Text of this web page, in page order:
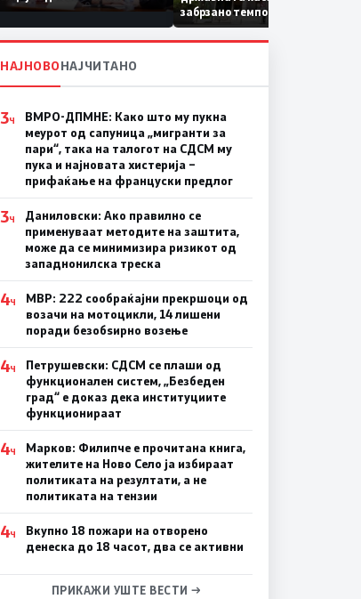
Коридор 8, Македонија
станува раскрсница на
Балканот
забрзано темпо
НАЈНОВОНАЈЧИТАНО
3Ч
ВМРО-ДПМНЕ: Како што му пукна
меурот од сапуница „мигранти за
пари“, така на талогот на СДСМ му
пука и најновата хистерија –
прифаќање на француски предлог
3Ч
Даниловски: Ако правилно се
применуваат методите на заштита,
може да се минимизира ризикот од
западнонилска треска
4Ч
МВР: 222 сообраќајни прекршоци од
возачи на мотоцикли, 14 лишени
поради безобѕирно возење
4Ч
Петрушевски: СДСМ се плаши од
функционален систем, „Безбеден
град“ е доказ дека институциите
функционираат
4Ч
Марков: Филипче е прочитана книга,
жителите на Ново Село ја избираат
политиката на резултати, а не
политиката на тензии
4Ч
Вкупно 18 пожари на отворено
денеска до 18 часот, два се активни
ПРИКАЖИ УШТЕ ВЕСТИ →